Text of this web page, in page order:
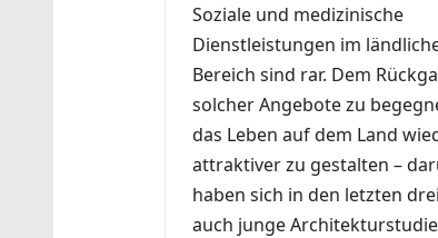
Soziale und medizinische
Dienstleistungen im
Bereich sind rar. Dem
solcher Angebote zu
das Leben auf dem Land
attraktiver zu gestalten –
haben sich in den letzten
auch junge